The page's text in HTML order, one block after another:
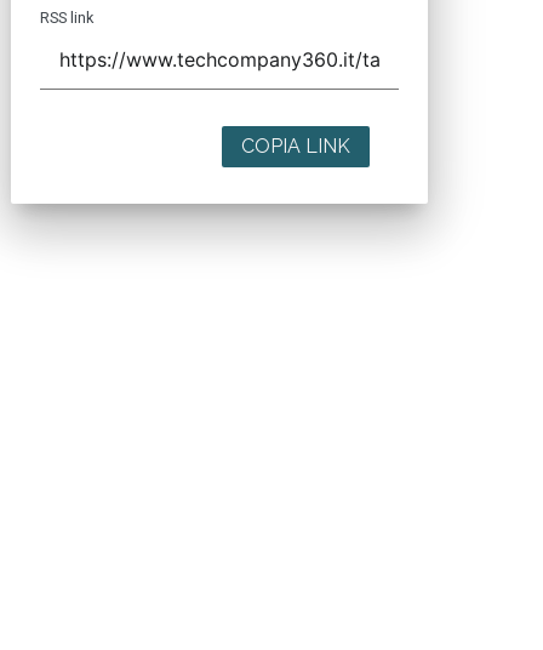
RSS link
COPIA LINK